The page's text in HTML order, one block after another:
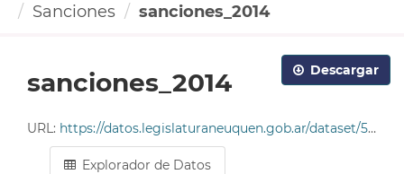
Sanciones
sanciones_2014
Descargar
sanciones_2014
URL: https://datos.legislaturaneuquen.gob.ar/dataset/585c96da-4678-49cf-9ddc-e2c93214563b/resource/f1755dea-6954-4a4f-bd9b-622f5409644b/download/tabla_sanciones_2014.csv
Explorador de Datos